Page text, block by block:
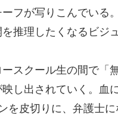
フが写りこんでいる
推理したくなるビジ
スクール生の間で「
し出されていく。血
を皮切りに、弁護士